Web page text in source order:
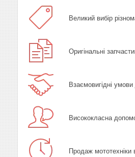
Великий вибір
Оригінальні
Взаємовигідні умови
Висококласна
Продаж мототехніки